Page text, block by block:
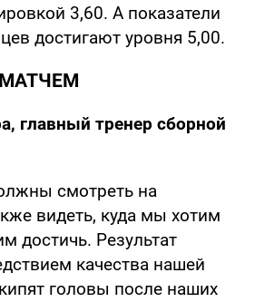
3,60. А показатели
достигают уровня 5,00.
главный тренер сборной
смотреть на
видеть, куда мы хотим
достичь. Результат
качества нашей
головы после наших